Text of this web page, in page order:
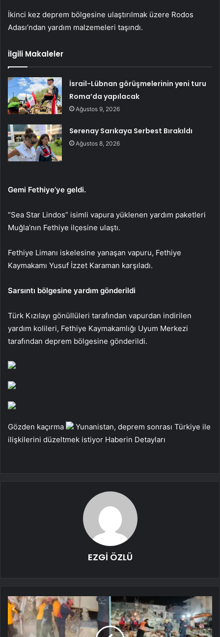
İkinci kez deprem bölgesine ulaştırılmak üzere Rodos
Adası’ndan yardım malzemeleri taşındı.
İlgili Makaleler
İsrail-Lübnan görüşmelerinin yeni turu
Roma’da yapılacak
Ağustos 9, 2026
Serenay Sarıkaya Serbest Bırakıldı
Ağustos 8, 2026
Gemi Fethiye’ye geldi.
“Sea Star Lindos” isimli vapura yüklenen yardım paketleri
Muğla’nın Fethiye ilçesine ulaştı.
Fethiye Limanı iskelesine yanaşan vapuru, Fethiye
Kaymakamı Yusuf İzzet Karaman karşıladı.
Sarsıntı bölgesine yardım gönderildi
Türk Kızılayı gönüllüleri tarafından vapurdan indirilen
yardım kolileri, Fethiye Kaymakamlığı Uyum Merkezi
tarafından deprem bölgesine gönderildi.
Gözden kaçırma
Yunanistan, deprem sonrası Türkiye ile
ilişkilerini düzeltmek istiyor Haberin Detayları
EZGİ ÖZLÜ